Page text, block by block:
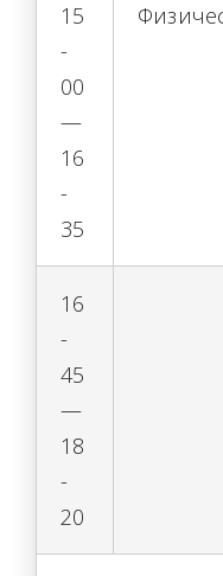
15
-
00
—
16
-
35
16
-
45
—
18
-
20